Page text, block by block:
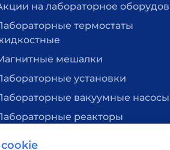
на лабораторное
термостаты
мешалки
установки
вакуумные насосы
реакторы